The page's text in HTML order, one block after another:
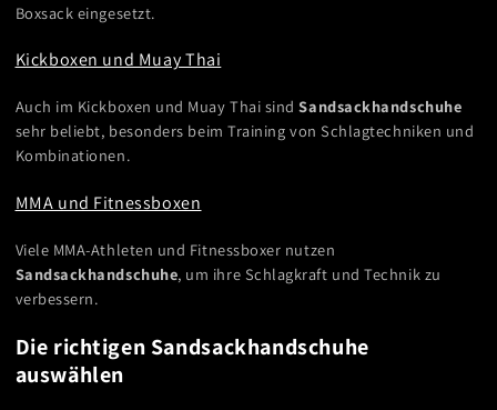
Boxsack eingesetzt.
Kickboxen und Muay Thai
Auch im Kickboxen und Muay Thai sindSandsackhandschuhe
sehr beliebt, besonders beim Training von Schlagtechniken und
Kombinationen.
MMA und Fitnessboxen
Viele MMA-Athleten und Fitnessboxer nutzen
Sandsackhandschuhe, um ihre Schlagkraft und Technik zu
verbessern.
Die richtigen Sandsackhandschuhe
auswählen